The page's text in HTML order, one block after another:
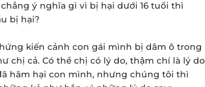
ý nghĩa gì vì bị hại dưới 16 tuổi thì
bị hại?
kiến cảnh con gái mình bị dâm ô trong
chị cả. Có thể chị có lý do, thậm chí là lý do
hãm hại con mình, nhưng chúng tôi thì